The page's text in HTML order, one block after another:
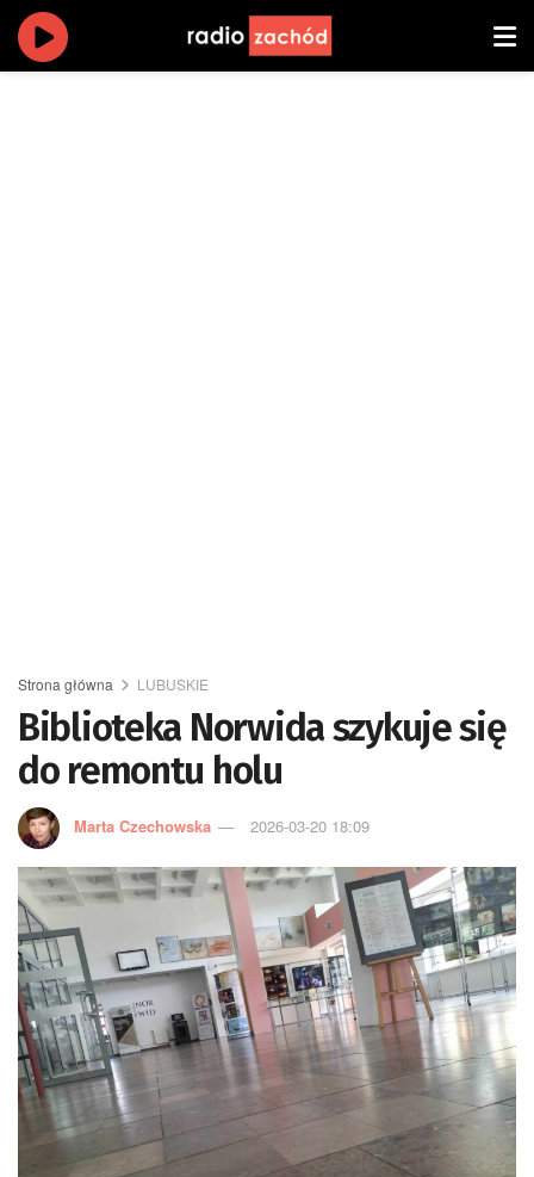
Strona główna LUBUSKIE
Biblioteka Norwida szykuje się
do remontu holu
Marta Czechowska 2026-03-20 18:09